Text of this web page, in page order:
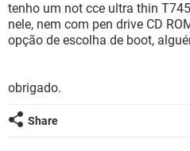
INSTAGRAM
GUIA DE COMPRAS
OUTLOOK
INSTAGRAM
tenho um not cce ultra thin
nele, nem com pen drive CD
opção de escolha de boot,
obrigado.
Share